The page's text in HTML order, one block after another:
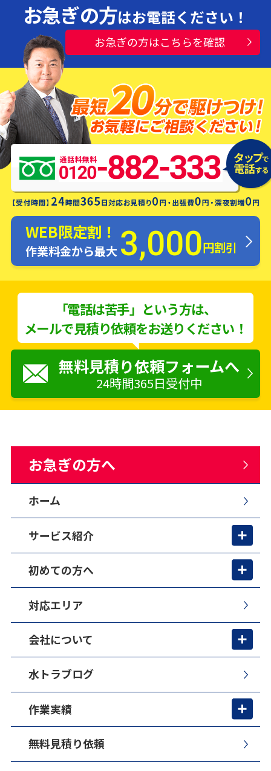
お急ぎの方はお電話ください！
お急ぎの方はこちらを確認
水漏れ・つまり・修理お電話一本ですぐ
にお伺いします！
WEB限定割！
作業料金から最大 3,000円割引
「電話は苦手」という方は、
メールで見積り依頼をお送りください！
無料見積り依頼フォームへ
24時間365日受付中
お急ぎの方へ
ホーム
サービス紹介
初めての方へ
対応エリア
会社について
水トラブログ
作業実績
無料見積り依頼